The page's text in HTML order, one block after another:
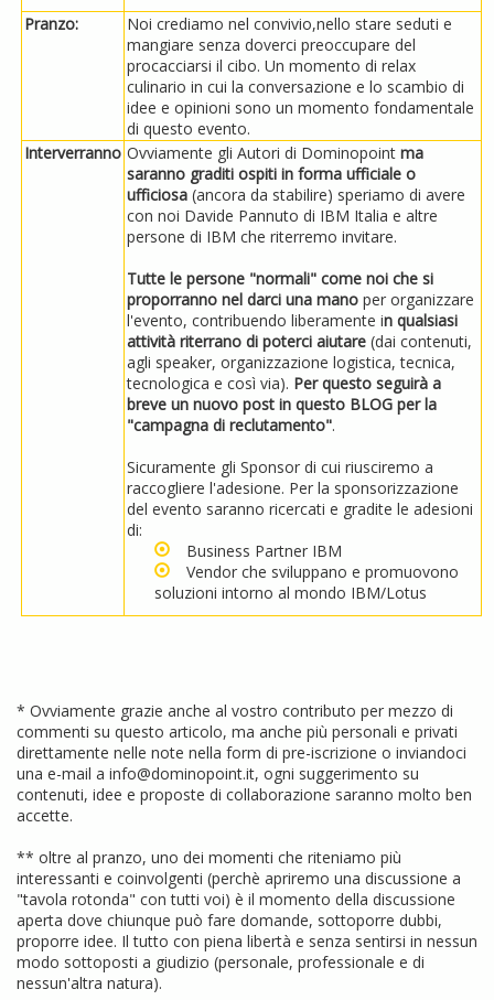
Pranzo:
Noi crediamo nel convivio,nello stare seduti e
mangiare senza doverci preoccupare del
procacciarsi il cibo. Un momento di relax
culinario in cui la conversazione e lo scambio di
idee e opinioni sono un momento fondamentale
di questo evento.
Interverranno Ovviamente gli Autori di Dominopoint ma
saranno graditi ospiti in forma ufficiale o
ufficiosa(ancora da stabilire) speriamo di avere
con noi Davide Pannuto di IBM Italia e altre
persone di IBM che riterremo invitare.
Tutte le persone "normali" come noi che si
proporranno nel darci una manoper organizzare
l'evento, contribuendo liberamente in qualsiasi
attività riterrano di poterci aiutare(dai contenuti,
agli speaker, organizzazione logistica, tecnica,
tecnologica e così via). Per questo seguirà a
breve un nuovo post in questo BLOG per la
"campagna di reclutamento".
Sicuramente gli Sponsor di cui riusciremo a
raccogliere l'adesione. Per la sponsorizzazione
del evento saranno ricercati e gradite le adesioni
di:
Business Partner IBM
Vendor che sviluppano e promuovono
soluzioni intorno al mondo IBM/Lotus
* Ovviamente grazie anche al vostro contributo per mezzo di
commenti su questo articolo, ma anche più personali e privati
direttamente nelle note nella form di pre-iscrizione o inviandoci
una e-mail a info@dominopoint.it, ogni suggerimento su
contenuti, idee e proposte di collaborazione saranno molto ben
accette.
** oltre al pranzo, uno dei momenti che riteniamo più
interessanti e coinvolgenti (perchè apriremo una discussione a
"tavola rotonda" con tutti voi) è il momento della discussione
aperta dove chiunque può fare domande, sottoporre dubbi,
proporre idee. Il tutto con piena libertà e senza sentirsi in nessun
modo sottoposti a giudizio (personale, professionale e di
nessun'altra natura).